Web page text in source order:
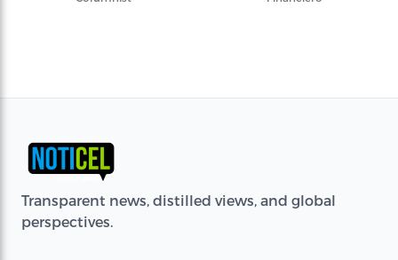
Transparent news, distilled views, and global
perspectives.